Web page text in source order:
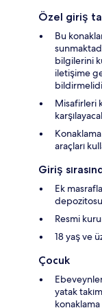
Özel giriş
Bu
bilgilerini
iletişime
Misafirleri
araçları
Giriş
Ek
Resmi
18 yaş ve
Çocuk
yatak
konaklama